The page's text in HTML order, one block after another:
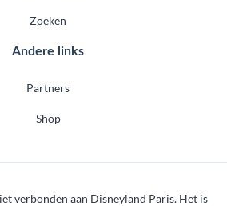
Zoeken
Andere links
Partners
Shop
verbonden aan Disneyland Paris. Het is